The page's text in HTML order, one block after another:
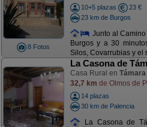
8 Fotos
10+5 plazas
23 €
23 km de Burgos
Junto al
Burgos y a 30
Silos, Covarrubias y el
La Casona de
Casa Rural en
32,7 km de Olmos de
14 plazas
30 km de Palencia
La Casona de